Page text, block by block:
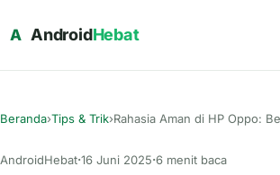
A AndroidHebat
Beranda›Tips & Trik›Rahasia Aman di HP Oppo:
AndroidHebat 16 Juni 2025 6 menit baca